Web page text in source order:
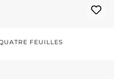
FEUILLES